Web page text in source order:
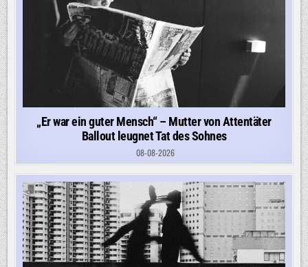
„Er war ein guter Mensch“ – Mutter von Attentäter
Ballout leugnet Tat des Sohnes
08-08-2026